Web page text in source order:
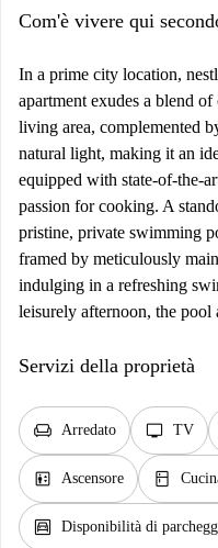
Com'è vivere qui
In a prime city location,
apartment exudes a blend
living area, complemented
natural light, making it an
equipped with state-of-the-
passion for cooking. A
pristine, private swimming
framed by meticulously
indulging in a refreshing
leisurely afternoon, the pool
Servizi della proprietà
chair Arredato tv TV
elevator Ascensore kitchen
garage Disponibilità di